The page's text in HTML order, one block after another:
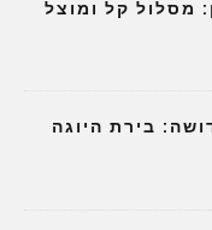
מסלול קל ומוצל
בירת היוגה